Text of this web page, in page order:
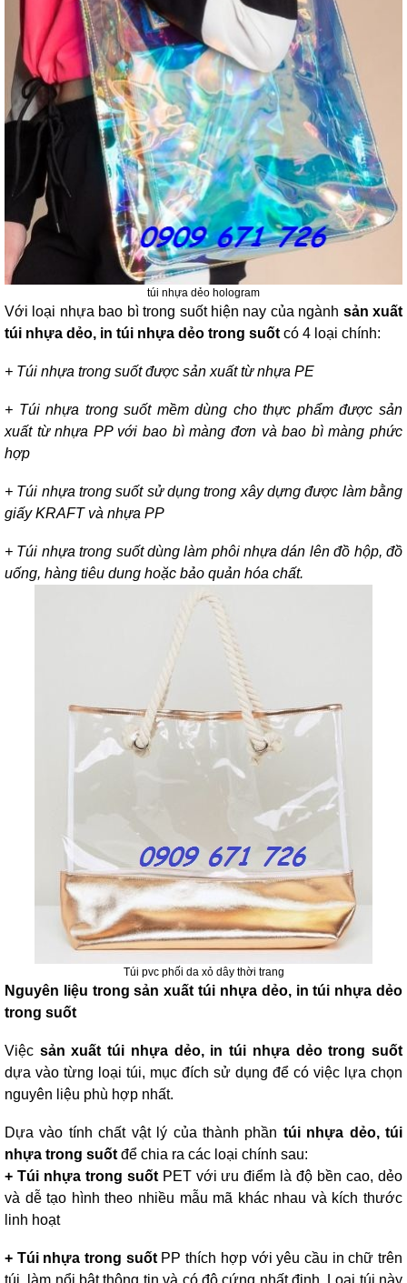
túi nhựa dẻo hologram
Với loại nhựa bao bì trong suốt hiện nay của ngành sản xuất
túi nhựa dẻo, in túi nhựa dẻo trong suốt có 4 loại chính:
+ Túi nhựa trong suốt được sản xuất từ nhựa PE
+ Túi nhựa trong suốt mềm dùng cho thực phẩm được sản
xuất từ nhựa PP với bao bì màng đơn và bao bì màng phức
hợp
+ Túi nhựa trong suốt sử dụng trong xây dựng được làm bằng
giấy KRAFT và nhựa PP
+ Túi nhựa trong suốt dùng làm phôi nhựa dán lên đồ hộp, đồ
uống, hàng tiêu dung hoặc bảo quản hóa chất.
Túi pvc phối da xỏ dây thời trang
Nguyên liệu trong sản xuất túi nhựa dẻo, in túi nhựa dẻo
trong suốt
Việc sản xuất túi nhựa dẻo, in túi nhựa dẻo trong suốt
dựa vào từng loại túi, mục đích sử dụng để có việc lựa chọn
nguyên liệu phù hợp nhất.
Dựa vào tính chất vật lý của thành phần túi nhựa dẻo, túi
nhựa trong suốt để chia ra các loại chính sau:
+ Túi nhựa trong suốt PET với ưu điểm là độ bền cao, dẻo
và dễ tạo hình theo nhiều mẫu mã khác nhau và kích thước
linh hoạt
+ Túi nhựa trong suốt PP thích hợp với yêu cầu in chữ trên
túi, làm nổi bật thông tin và có độ cứng nhất định. Loại túi này